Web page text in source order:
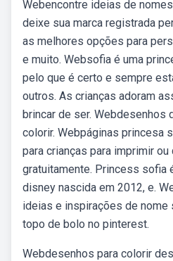
Webencontre ideias de
deixe sua marca registrada
as melhores opções para
e muito. Websofia é uma
pelo que é certo e sempre
outros. As crianças adoram
brincar de ser. Webdesenhos
colorir. Webpáginas princesa
para crianças para imprimir
gratuitamente. Princess sofia
disney nascida em 2012, e.
ideias e inspirações de nome
topo de bolo no pinterest.
Webdesenhos para colorir